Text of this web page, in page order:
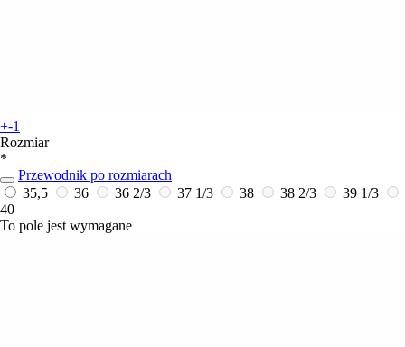
+-1
Rozmiar
*
Przewodnik po rozmiarach
35,5
36 36 2/3 37 1/3 38 38 2/3
39 1/3
40
To pole jest wymagane